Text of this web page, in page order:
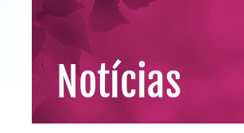
Notícias